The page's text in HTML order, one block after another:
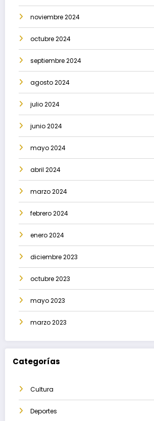
noviembre 2024
octubre 2024
septiembre 2024
agosto 2024
julio 2024
junio 2024
mayo 2024
abril 2024
marzo 2024
febrero 2024
enero 2024
diciembre 2023
octubre 2023
mayo 2023
marzo 2023
Categorías
Cultura
Deportes